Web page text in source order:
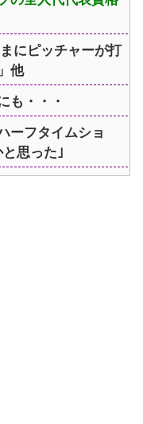
にピッチャーが打
他
も・・・
ーフタイムショ
思った｣